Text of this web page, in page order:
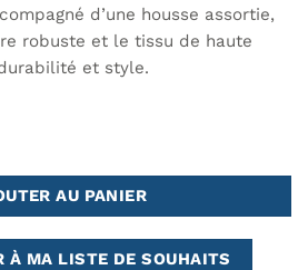
d’une housse assortie,
robuste et le tissu de haute
et style.
AU PANIER
À MA LISTE DE SOUHAITS